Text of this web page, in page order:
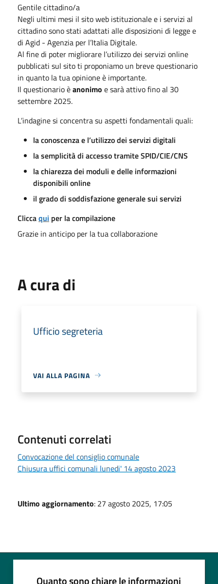
Gentile cittadino/a
Negli ultimi mesi il sito web istituzionale e i servizi al
cittadino sono stati adattati alle disposizioni di legge e
di Agid - Agenzia per l’Italia Digitale.
Al fine di poter migliorare l’utilizzo dei servizi online
pubblicati sul sito ti proponiamo un breve questionario
in quanto la tua opinione è importante.
Il questionario èanonimo e sarà attivo fino al 30
settembre 2025.
L’indagine si concentra su aspetti fondamentali quali:
la conoscenza e l’utilizzo dei servizi digitali
la semplicità di accesso tramite SPID/CIE/CNS
la chiarezza dei moduli e delle informazioni
disponibili online
il grado di soddisfazione generale sui servizi
Cliccaqui per la compilazione
Grazie in anticipo per la tua collaborazione
A cura di
Ufficio segreteria
VAI ALLA PAGINA
Contenuti correlati
Convocazione del consiglio comunale
Chiusura uffici comunali lunedi' 14 agosto 2023
Ultimo aggiornamento: 27 agosto 2025, 17:05
Quanto sono chiare le informazioni